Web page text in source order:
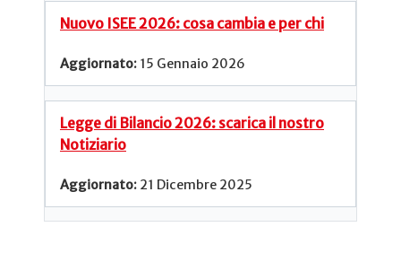
Nuovo ISEE 2026: cosa cambia e per chi
15 Gennaio 2026
Legge di Bilancio 2026: scarica il nostro
Notiziario
21 Dicembre 2025